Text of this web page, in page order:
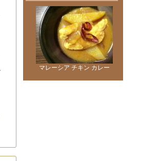
マレーシア チキン カレー